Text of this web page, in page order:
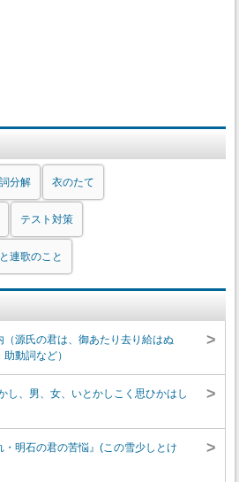
分解 衣のたて
テスト対策
連歌のこと
源氏の君は、御あたり去り給はぬ
動詞など）
>
し、男、女、いとかしこく思ひかはし
>
明石の君の苦悩』(この雪少しとけ
>